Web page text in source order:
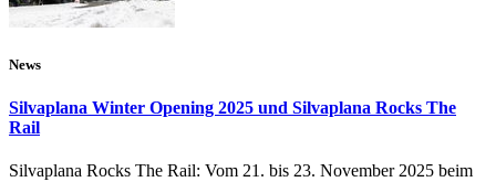
News
Silvaplana Winter Opening 2025 und Silvaplana Rocks The
Rail
Silvaplana Rocks The Rail: Vom 21. bis 23. November 2025 beim